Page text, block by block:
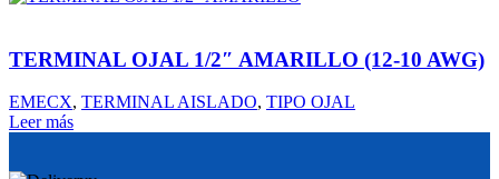
TERMINAL OJAL 1/2″ AMARILLO (12-10 AWG)
EMECX, TERMINAL AISLADO, TIPO OJAL
Leer más